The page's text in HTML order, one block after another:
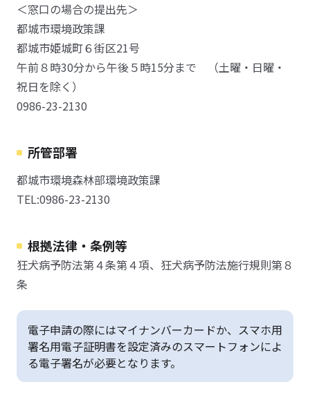
＜窓口の場合の提出先＞
都城市環境政策課
都城市姫城町６街区21号
午前８時30分から午後５時15分まで （土曜・日曜・
祝日を除く）
0986-23-2130
所管部署
都城市環境森林部環境政策課
TEL:0986-23-2130
根拠法律・条例等
狂犬病予防法第４条第４項、狂犬病予防法施行規則第８
条
電子申請の際にはマイナンバーカードか、スマホ用
署名用電子証明書を設定済みのスマートフォンによ
る電子署名が必要となります。